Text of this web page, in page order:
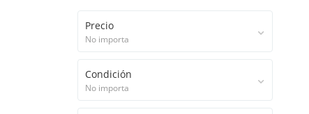
Precio
No importa
Condición
No importa